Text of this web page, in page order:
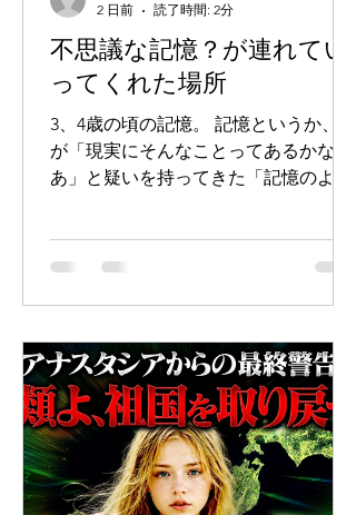
不思議な記憶？が連れてい
ってくれた場所
3、4歳の頃の記憶。 記憶というか、僕
が「現実にそんなことってあるかな
あ」と疑いを持ってきた「記憶のよう
えば水路跡の道（暗渠になってる）が
かわからないのは、住んでいた団地の
少し西側のエリアにまだ生きている水
路があって、錦鯉が泳いでいた、とい
うイメージ。 それをAIと順番に答え合
わせしていったら、どうやらその時期
そのエリアには、千川用水から流れ込
む綺麗な水が通る水路群があって、民
家の中とか目の前とかを通っていた
2 日前
読了時間: 2分